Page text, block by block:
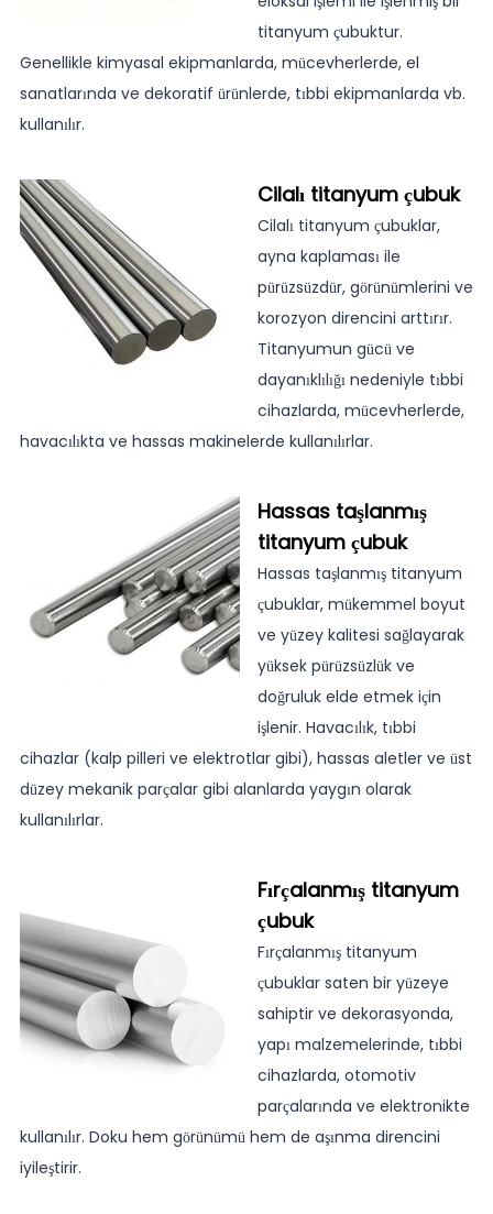
titanyum çubuktur.
Genellikle kimyasal ekipmanlarda, mücevherlerde, el
sanatlarında ve dekoratif ürünlerde, tıbbi ekipmanlarda vb.
kullanılır.
Cilalı titanyum çubuk
Cilalı titanyum çubuklar,
ayna kaplaması ile
pürüzsüzdür, görünümlerini ve
korozyon direncini arttırır.
Titanyumun gücü ve
dayanıklılığı nedeniyle tıbbi
cihazlarda, mücevherlerde,
havacılıkta ve hassas makinelerde kullanılırlar.
Hassas taşlanmış
titanyum çubuk
Hassas taşlanmış titanyum
çubuklar, mükemmel boyut
ve yüzey kalitesi sağlayarak
yüksek pürüzsüzlük ve
doğruluk elde etmek için
işlenir. Havacılık, tıbbi
cihazlar (kalp pilleri ve elektrotlar gibi), hassas aletler ve üst
düzey mekanik parçalar gibi alanlarda yaygın olarak
kullanılırlar.
Fırçalanmış titanyum
çubuk
Fırçalanmış titanyum
çubuklar saten bir yüzeye
sahiptir ve dekorasyonda,
yapı malzemelerinde, tıbbi
cihazlarda, otomotiv
parçalarında ve elektronikte
kullanılır. Doku hem görünümü hem de aşınma direncini
iyileştirir.